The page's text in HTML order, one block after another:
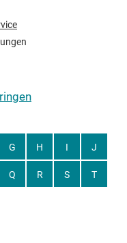
G H I J
Q R S T